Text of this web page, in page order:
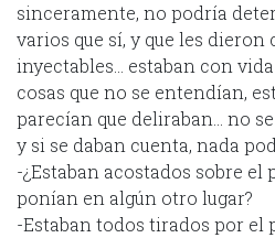
sinceramente, no podría
varios que sí, y que les dieron
inyectables… estaban con
cosas que no se entendían,
parecían que deliraban… no
y si se daban cuenta, nada
-¿Estaban acostados sobre el
ponían en algún otro lugar?
-Estaban todos tirados por el